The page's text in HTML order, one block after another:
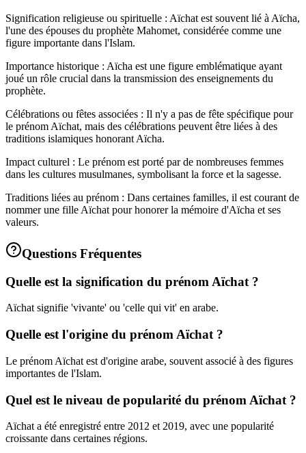
Signification religieuse ou spirituelle : Aïchat est souvent lié à Aïcha,
l'une des épouses du prophète Mahomet, considérée comme une
figure importante dans l'Islam.
Importance historique : Aïcha est une figure emblématique ayant
joué un rôle crucial dans la transmission des enseignements du
prophète.
Célébrations ou fêtes associées : Il n'y a pas de fête spécifique pour
le prénom Aïchat, mais des célébrations peuvent être liées à des
traditions islamiques honorant Aïcha.
Impact culturel : Le prénom est porté par de nombreuses femmes
dans les cultures musulmanes, symbolisant la force et la sagesse.
Traditions liées au prénom : Dans certaines familles, il est courant de
nommer une fille Aïchat pour honorer la mémoire d'Aïcha et ses
valeurs.
Questions Fréquentes
Quelle est la signification du prénom Aïchat ?
Aïchat signifie 'vivante' ou 'celle qui vit' en arabe.
Quelle est l'origine du prénom Aïchat ?
Le prénom Aïchat est d'origine arabe, souvent associé à des figures
importantes de l'Islam.
Quel est le niveau de popularité du prénom Aïchat ?
Aïchat a été enregistré entre 2012 et 2019, avec une popularité
croissante dans certaines régions.